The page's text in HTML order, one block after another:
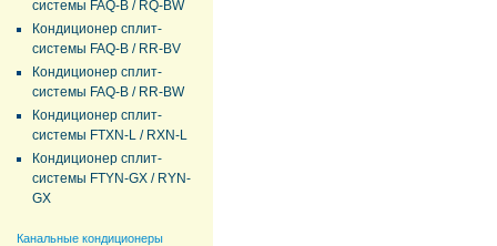
системы FAQ-B / RQ-BW
Кондиционер сплит-
системы FAQ-B / RR-BV
Кондиционер сплит-
системы FAQ-B / RR-BW
Кондиционер сплит-
системы FTXN-L / RXN-L
Кондиционер сплит-
системы FTYN-GX / RYN-
GX
Канальные кондиционеры